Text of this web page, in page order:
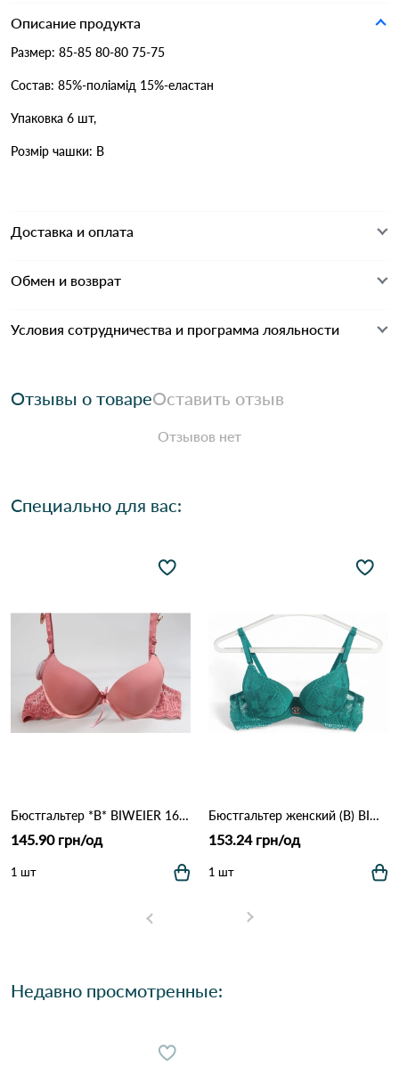
Описание продукта
Размер: 85-85 80-80 75-75
Состав: 85%-поліамід 15%-еластан
Упаковка 6 шт,
Розмір чашки: В
Доставка и оплата
Обмен и возврат
Условия сотрудничества и программа лояльности
Отзывы о товареОставить отзыв
Отзывов нет
Специально для вас:
Бюстгальтер *В* BIWEIER 1666 9.2 Оранжевый
145.90 грн/од
1 шт
Бюстгальтер женский (B) BIWEIER 87718 7,2 Зеленый
153.24 грн/од
1 шт
Недавно просмотренные: